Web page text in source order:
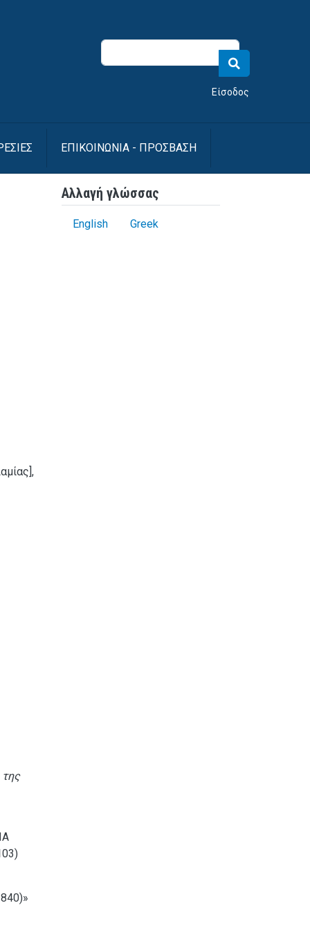
Είσοδος
ΕΠΙΚΟΙΝΩΝΙΑ - ΠΡΟΣΒΑΣΗ
της
Αλλαγή γλώσσας
English Greek